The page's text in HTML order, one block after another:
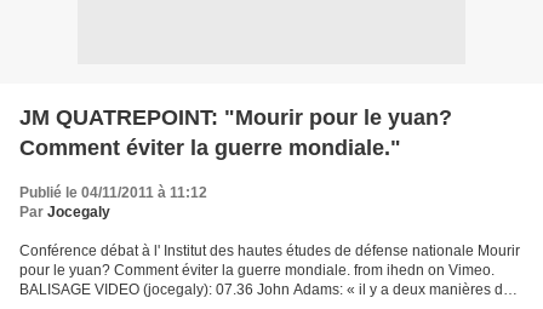
JM QUATREPOINT: "Mourir pour le yuan?
Comment éviter la guerre mondiale."
Publié le 04/11/2011 à 11:12
Par Jocegaly
Conférence débat à l' Institut des hautes études de défense nationale Mourir
pour le yuan? Comment éviter la guerre mondiale. from ihedn on Vimeo.
BALISAGE VIDEO (jocegaly): 07.36 John Adams: « il y a deux manières de